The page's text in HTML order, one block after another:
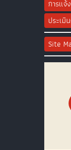
การแจ้
ประเมิ
Site